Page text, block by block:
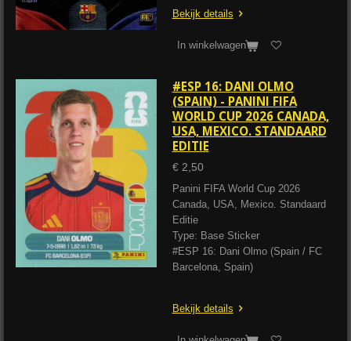
Bekijk details
In winkelwagen
#ESP 16: DANI OLMO
(SPAIN) - PANINI FIFA
WORLD CUP 2026 CANADA,
USA, MEXICO. STANDAARD
EDITIE
€ 2,50
Panini FIFA World Cup 2026
Canada, USA, Mexico. Standaard
Editie
Type: Base Sticker
#ESP 16: Dani Olmo (Spain / FC
Barcelona, Spain)
Bekijk details